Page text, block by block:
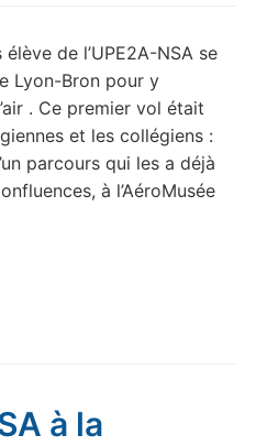
! de l’UPE2A-NSA se
Lyon-Bron pour y
. Ce premier vol était
et les collégiens :
parcours qui les a déjà
à l’AéroMusée
à la